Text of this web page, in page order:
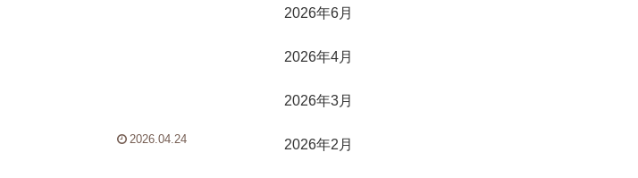
2026.04.24
2026年6月
2026年4月
2026年3月
2026年2月